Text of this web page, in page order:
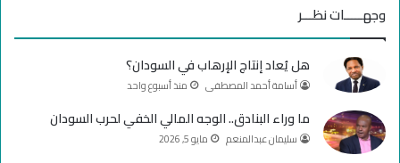
ب
و
ك
u
T
u
b
ت
ق
وجهـــــات نظـــر
هل يُعاد إنتاج الإرهاب في السودان؟
أسامة أحمد المصطفى منذ أسبوع واحد
ما وراء البنادق.. الوجه المالي الخفي لحرب السودان
سليمان عبدالمنعم مايو 5, 2026